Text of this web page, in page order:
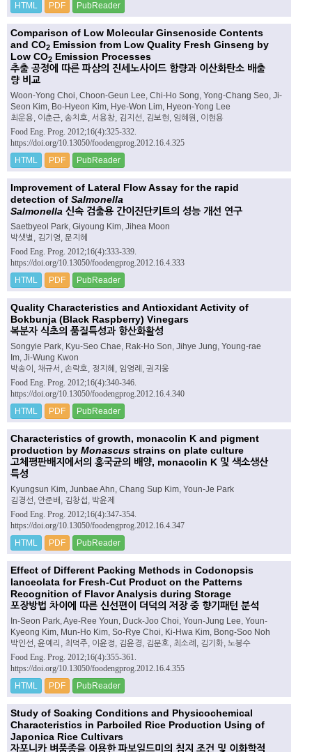
HTML PDF PubReader
Comparison of Low Molecular Ginsenoside Contents
and CO2 Emission from Low Quality Fresh Ginseng by
Low CO2 Emission Processes
추출 공정에 따른 파삼의 진세노사이드 함량과 이산화탄소 배출
량 비교
Woon-Yong Choi, Choon-Geun Lee, Chi-Ho Song, Yong-Chang Seo, Ji-
Seon Kim, Bo-Hyeon Kim, Hye-Won Lim, Hyeon-Yong Lee
최운용, 이춘근, 송치호, 서용창, 김지선, 김보현, 임혜원, 이현용
Food Eng. Prog. 2012;16(4):325-332.
https://doi.org/10.13050/foodengprog.2012.16.4.325
HTML PDF PubReader
Improvement of Lateral Flow Assay for the rapid
detection of Salmonella
Salmonella 신속 검출용 간이진단키트의 성능 개선 연구
Saetbyeol Park, Giyoung Kim, Jihea Moon
박샛별, 김기영, 문지혜
Food Eng. Prog. 2012;16(4):333-339.
https://doi.org/10.13050/foodengprog.2012.16.4.333
HTML PDF PubReader
Quality Characteristics and Antioxidant Activity of
Bokbunja (Black Raspberry) Vinegars
복분자 식초의 품질특성과 항산화활성
Songyie Park, Kyu-Seo Chae, Rak-Ho Son, Jihye Jung, Young-rae
Im, Ji-Wung Kwon
박송이, 채규서, 손락호, 정지혜, 임영례, 권지웅
Food Eng. Prog. 2012;16(4):340-346.
https://doi.org/10.13050/foodengprog.2012.16.4.340
HTML PDF PubReader
Characteristics of growth, monacolin K and pigment
production by Monascus strains on plate culture
고체평판배지에서의 홍국균의 배양, monacolin K 및 색소생산
특성
Kyungsun Kim, Junbae Ahn, Chang Sup Kim, Youn-Je Park
김경선, 안준배, 김창섭, 박윤제
Food Eng. Prog. 2012;16(4):347-354.
https://doi.org/10.13050/foodengprog.2012.16.4.347
HTML PDF PubReader
Effect of Different Packing Methods in Codonopsis
lanceolata for Fresh-Cut Product on the Patterns
Recognition of Flavor Analysis during Storage
포장방법 차이에 따른 신선편이 더덕의 저장 중 향기패턴 분석
In-Seon Park, Aye-Ree Youn, Duck-Joo Choi, Youn-Jung Lee, Youn-
Kyeong Kim, Mun-Ho Kim, So-Rye Choi, Ki-Hwa Kim, Bong-Soo Noh
박인선, 윤예리, 최덕주, 이윤정, 김윤경, 김문호, 최소례, 김기화, 노봉수
Food Eng. Prog. 2012;16(4):355-361.
https://doi.org/10.13050/foodengprog.2012.16.4.355
HTML PDF PubReader
Study of Soaking Conditions and Physicochemical
Characteristics in Parboiled Rice Production Using of
Japonica Rice Cultivars
자포니카 벼품종을 이용한 파보일드미의 침지 조건 및 이화학적